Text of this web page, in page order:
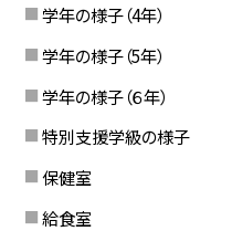
学年の様子（4年）
学年の様子（5年）
学年の様子（６年）
特別支援学級の様子
保健室
給食室